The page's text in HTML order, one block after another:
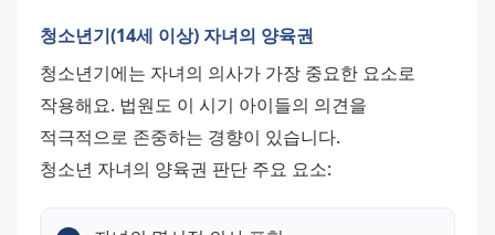
청소년기(14세 이상) 자녀의 양육권
청소년기에는 자녀의 의사가 가장 중요한 요소로
작용해요. 법원도 이 시기 아이들의 의견을
적극적으로 존중하는 경향이 있습니다.
청소년 자녀의 양육권 판단 주요 요소: